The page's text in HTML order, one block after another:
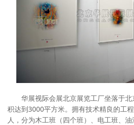
华展视际会展北京展览工厂坐落于
积达到3000平方米。拥有技术精良的工
人，分为木工班（四个班）、电工班、油